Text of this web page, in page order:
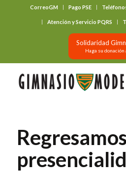
CorreoGM Pago PSE
Atención y Servicio PQRS
Solidaridad
Haga su donación